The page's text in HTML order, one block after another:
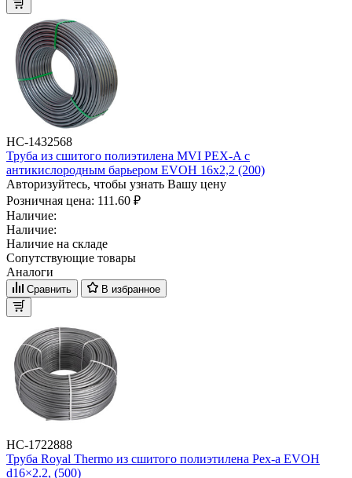
НС-1432568
Труба из сшитого полиэтилена MVI PEX-A с
антикислородным барьером EVOH 16x2,2 (200)
Авторизуйтесь, чтобы узнать Вашу цену
Розничная цена: 111.60 ₽
Наличие:
Наличие:
Наличие на складе
Сопутствующие товары
Аналоги
Сравнить В избранное
НС-1722888
Труба Royal Thermo из сшитого полиэтилена Pex-a EVOH
d16×2.2, (500)